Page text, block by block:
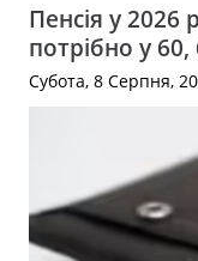
Пенсія у 2026
потрібно у 60,
Субота, 8 Серпня,